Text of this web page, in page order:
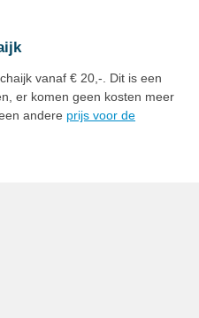
vanaf € 20,-. Dit is een
er komen geen kosten meer
andere prijs voor de